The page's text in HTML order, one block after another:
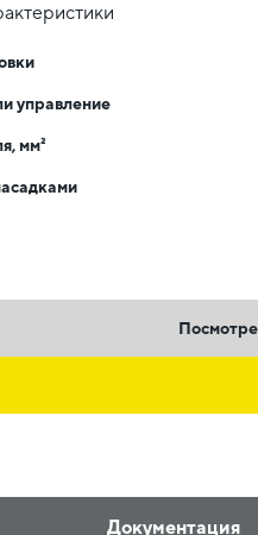
управление
мм²
Документация